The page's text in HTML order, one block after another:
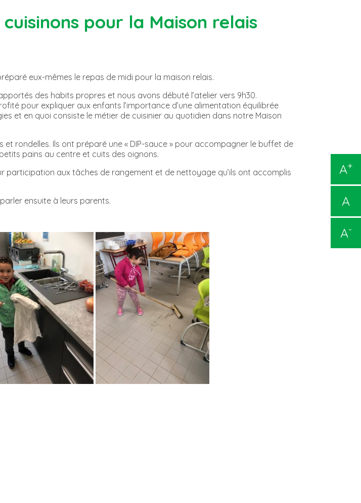
A+
A
A-
pour la Maison relais
eux-mêmes le repas de midi pour la maison relais.
des habits propres et nous avons débuté l’atelier vers 9h30.
pour expliquer aux enfants l’importance d’une alimentation équilibrée
et en quoi consiste le métier de cuisinier au quotidien dans notre Maison
rondelles. Ils ont préparé une « DIP-sauce » pour accompagner le buffet de
pains au centre et cuits des oignons.
aux tâches de rangement et de nettoyage qu’ils ont accomplis
ensuite à leurs parents.